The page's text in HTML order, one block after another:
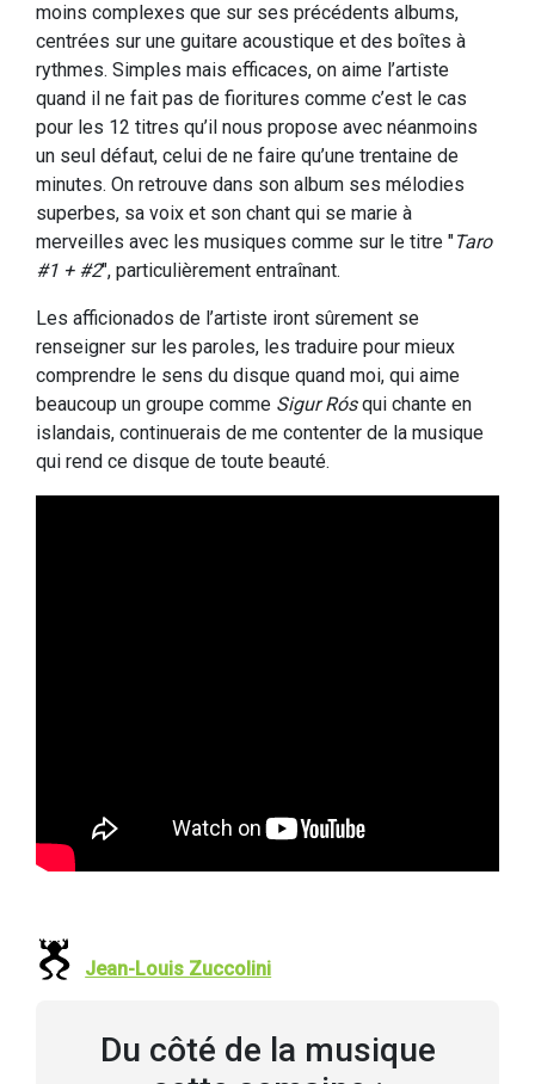
moins complexes que sur ses précédents albums,
centrées sur une guitare acoustique et des boîtes à
rythmes. Simples mais efficaces, on aime l’artiste
quand il ne fait pas de fioritures comme c’est le cas
pour les 12 titres qu’il nous propose avec néanmoins
un seul défaut, celui de ne faire qu’une trentaine de
minutes. On retrouve dans son album ses mélodies
superbes, sa voix et son chant qui se marie à
merveilles avec les musiques comme sur le titre "Taro
#1 + #2", particulièrement entraînant.
Les afficionados de l’artiste iront sûrement se
renseigner sur les paroles, les traduire pour mieux
comprendre le sens du disque quand moi, qui aime
beaucoup un groupe comme Sigur Rósqui chante en
islandais, continuerais de me contenter de la musique
qui rend ce disque de toute beauté.
Jean-Louis Zuccolini
Du côté de la musique